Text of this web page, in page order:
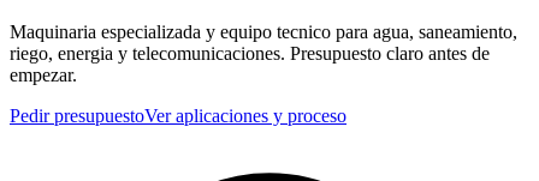
Maquinaria especializada y equipo tecnico para agua, saneamiento,
riego, energia y telecomunicaciones. Presupuesto claro antes de
empezar.
Pedir presupuestoVer aplicaciones y proceso